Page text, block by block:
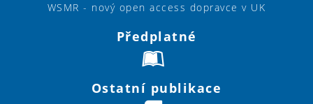
WSMR - nový open access dopravce v UK
Předplatné
Ostatní publikace